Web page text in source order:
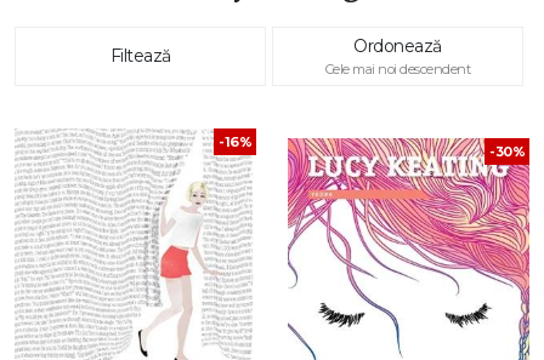
Filtează Ordonează
Cele mai noi descendent
-16%
-30%